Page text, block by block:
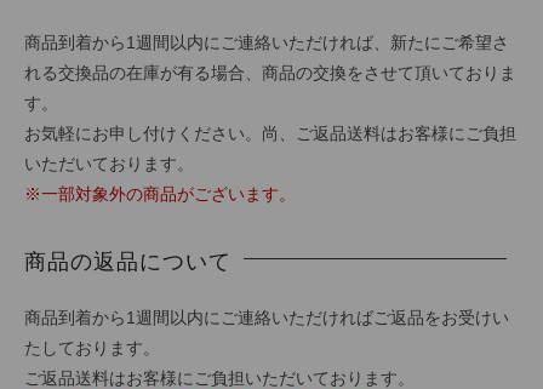
商品到着から1週間以内にご連絡いただければ、新たにご希望さ
れる交換品の在庫が有る場合、商品の交換をさせて頂いておりま
す。
お気軽にお申し付けください。尚、ご返品送料はお客様にご負担
いただいております。
※一部対象外の商品がございます。
商品の返品について
商品到着から1週間以内にご連絡いただければご返品をお受けい
たしております。
ご返品送料はお客様にご負担いただいております。